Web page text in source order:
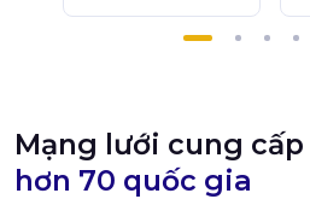
Mạng lưới cung
hơn 70 quốc gia